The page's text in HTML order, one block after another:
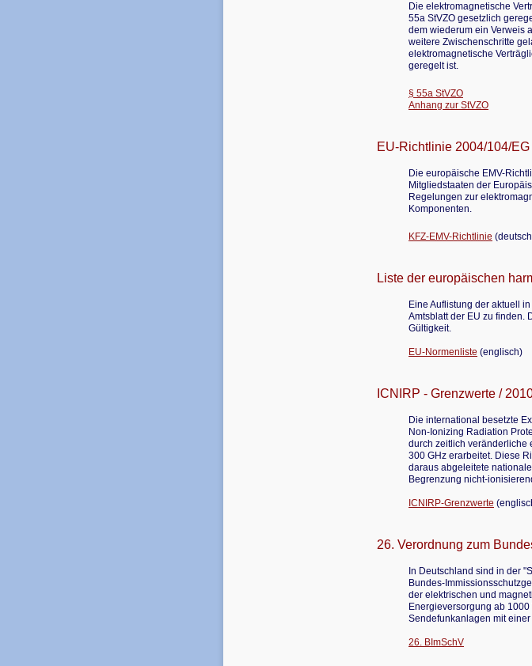
Die elektromagnetische
55a StVZO gesetzlich
dem wiederum ein Verweis
weitere Zwischenschritte
elektromagnetische
geregelt ist.
§ 55a StVZO
Anhang zur StVZO
EU-Richtlinie 2004/104/
Die europäische EMV-
Mitgliedstaaten der
Regelungen zur
Komponenten.
KFZ-EMV-Richtlinie
Liste der europäischen
Eine Auflistung der aktuell
Amtsblatt der EU zu finden.
Gültigkeit.
EU-Normenliste (englisch)
ICNIRP - Grenzwerte /
Die international besetzte
Non-Ionizing Radiation
durch zeitlich veränderliche
300 GHz erarbeitet. Diese
daraus abgeleitete
Begrenzung nicht-
ICNIRP-Grenzwerte
26. Verordnung zum
In Deutschland sind in der
Bundes-
der elektrischen und
Energieversorgung ab
Sendefunkanlagen mit
26. BImSchV